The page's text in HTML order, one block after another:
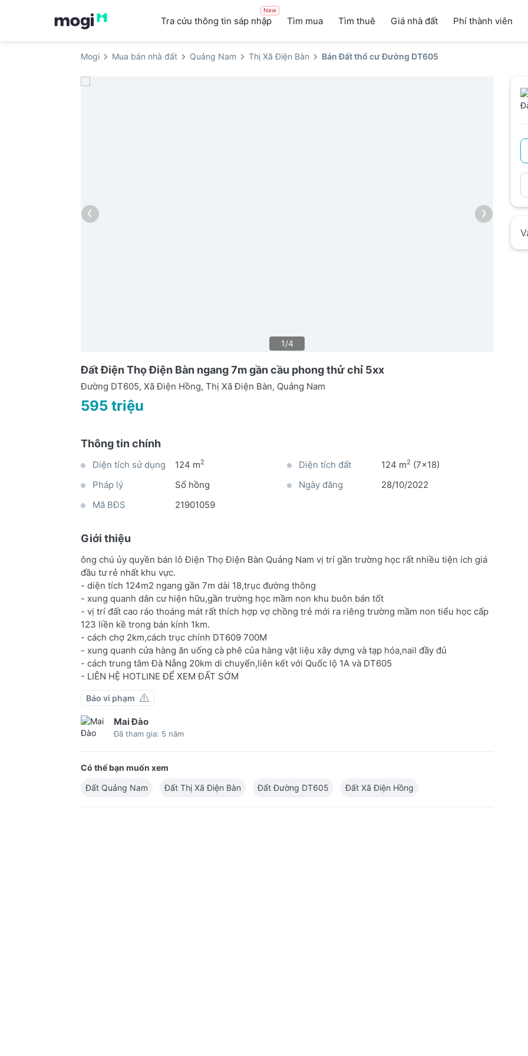
Tra cứu thông tin sáp nhập
New
Tìm mua Tìm thuê Giá nhà đất Phí thành viên
Mogi Mua bán nhà đất Quảng Nam Thị Xã Điện Bàn Bán Đất thổ cư Đường DT605
‹ ›
1/4
Đất Điện Thọ Điện Bàn ngang 7m gần cầu phong thử chỉ 5xx
Đường DT605, Xã Điện Hồng, Thị Xã Điện Bàn, Quảng Nam
595 triệu
Thông tin chính
Diện tích sử dụng 124 m2 Diện tích đất 124 m2 (7x18)
Pháp lý
Sổ hồng Ngày đăng
28/10/2022
Mã BĐS
21901059
Giới thiệu
ông chú ủy quyền bán lô Điện Thọ Điện Bàn Quảng Nam vị trí gần trường học rất nhiều tiện ích giá
đầu tư rẻ nhất khu vực.
- diện tích 124m2 ngang gần 7m dài 18,trục đường thông
- xung quanh dân cư hiện hữu,gần trường học mầm non khu buôn bán tốt
- vị trí đất cao ráo thoáng mát rất thích hợp vợ chồng trẻ mới ra riêng trường mầm non tiểu học cấp
123 liền kề trong bán kính 1km.
- cách chợ 2km,cách trục chính DT609 700M
- xung quanh cửa hàng ăn uống cà phê của hàng vật liệu xây dựng và tạp hóa,nail đầy đủ
- cách trung tâm Đà Nẵng 20km di chuyển,liên kết với Quốc lộ 1A và DT605
- LIÊN HỆ HOTLINE ĐỂ XEM ĐẤT SỚM
Báo vi phạm
Mai Đào
Đã tham gia: 5 năm
Có thể bạn muốn xem
Đất Quảng Nam
Đất Thị Xã Điện Bàn Đất Đường DT605 Đất Xã Điện Hồng